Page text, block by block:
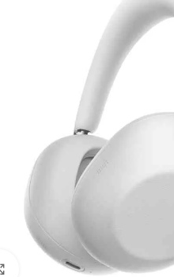
Noklikšķiniet, lai palielinātu